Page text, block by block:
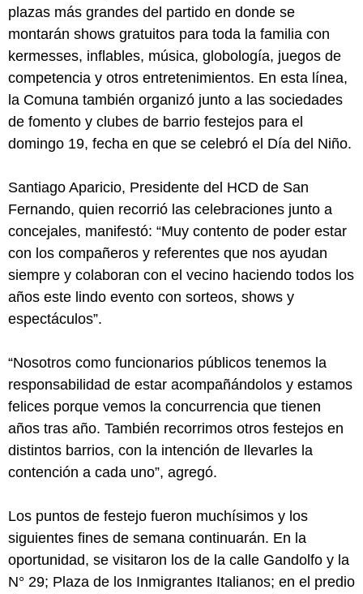
plazas más grandes del partido en donde se
montarán shows gratuitos para toda la familia con
kermesses, inflables, música, globología, juegos de
competencia y otros entretenimientos. En esta línea,
la Comuna también organizó junto a las sociedades
de fomento y clubes de barrio festejos para el
domingo 19, fecha en que se celebró el Día del Niño.
Santiago Aparicio, Presidente del HCD de San
Fernando, quien recorrió las celebraciones junto a
concejales, manifestó: “Muy contento de poder estar
con los compañeros y referentes que nos ayudan
siempre y colaboran con el vecino haciendo todos los
años este lindo evento con sorteos, shows y
espectáculos”.
“Nosotros como funcionarios públicos tenemos la
responsabilidad de estar acompañándolos y estamos
felices porque vemos la concurrencia que tienen
años tras año. También recorrimos otros festejos en
distintos barrios, con la intención de llevarles la
contención a cada uno”, agregó.
Los puntos de festejo fueron muchísimos y los
siguientes fines de semana continuarán. En la
oportunidad, se visitaron los de la calle Gandolfo y la
N° 29; Plaza de los Inmigrantes Italianos; en el predio